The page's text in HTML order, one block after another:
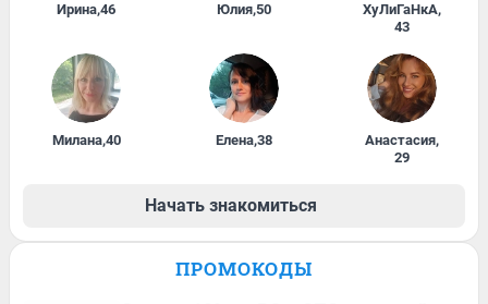
Ирина,46 Юлия,50 ХуЛиГаНкА,
43
Милана,40 Елена,38 Анастасия,
29
Начать знакомиться
ПРОМОКОДЫ